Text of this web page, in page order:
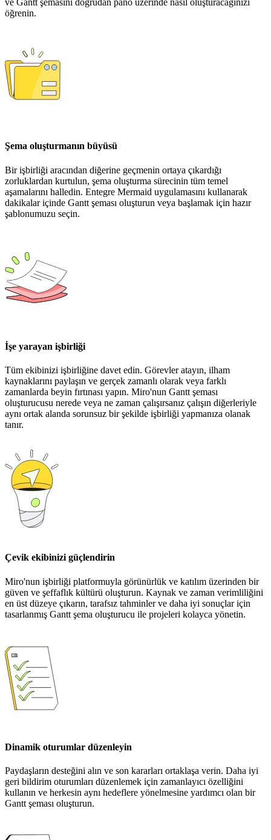
ve Gantt şemasını doğrudan pano üzerinde nasıl oluşturacağınızı
öğrenin.
Şema oluşturmanın büyüsü
Bir işbirliği aracından diğerine geçmenin ortaya çıkardığı
zorluklardan kurtulun, şema oluşturma sürecinin tüm temel
aşamalarını halledin. Entegre Mermaid uygulamasını kullanarak
dakikalar içinde Gantt şeması oluşturun veya başlamak için hazır
şablonumuzu seçin.
İşe yarayan işbirliği
Tüm ekibinizi işbirliğine davet edin. Görevler atayın, ilham
kaynaklarını paylaşın ve gerçek zamanlı olarak veya farklı
zamanlarda beyin fırtınası yapın. Miro'nun Gantt şeması
oluşturucusu nerede veya ne zaman çalışırsanız çalışın diğerleriyle
aynı ortak alanda sorunsuz bir şekilde işbirliği yapmanıza olanak
tanır.
Çevik ekibinizi güçlendirin
Miro'nun işbirliği platformuyla görünürlük ve katılım üzerinden bir
güven ve şeffaflık kültürü oluşturun. Kaynak ve zaman verimliliğini
en üst düzeye çıkarın, tarafsız tahminler ve daha iyi sonuçlar için
tasarlanmış Gantt şema oluşturucu ile projeleri kolayca yönetin.
Dinamik oturumlar düzenleyin
Paydaşların desteğini alın ve son kararları ortaklaşa verin. Daha iyi
geri bildirim oturumları düzenlemek için zamanlayıcı özelliğini
kullanın ve herkesin aynı hedeflere yönelmesine yardımcı olan bir
Gantt şeması oluşturun.